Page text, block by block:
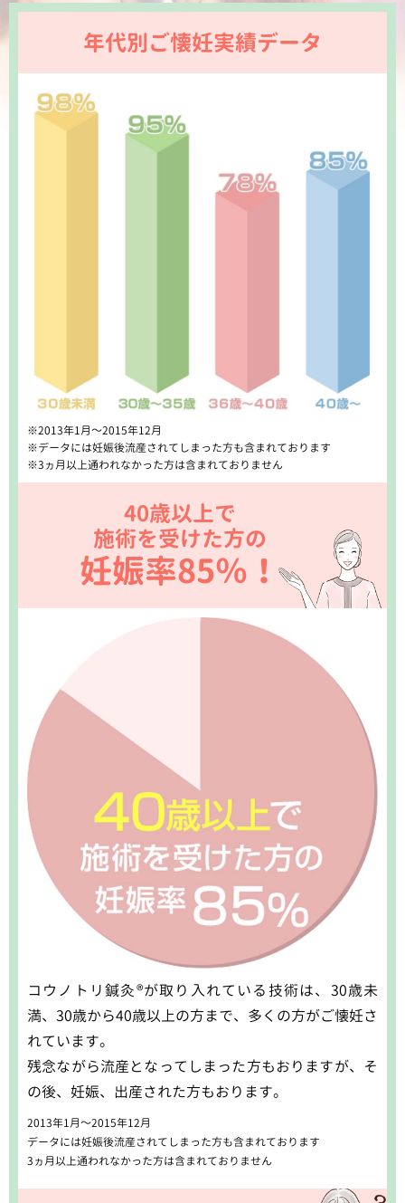
年代別ご懐妊実績データ
※2013年1月～2015年12月
※データには妊娠後流産されてしまった方も含まれております
※3ヵ月以上通われなかった方は含まれておりません
40歳以上で
施術を受けた方の
妊娠率85％！
コウノトリ鍼灸®️が取り入れている技術は、 30歳未
満、30歳から40歳以上の方まで、 多くの方がご懐妊さ
れています。
残念ながら流産となってしまった方もおりますが、 そ
の後、妊娠、出産された方もおります。
2013年1月～2015年12月
データには妊娠後流産されてしまった方も含まれております
3ヵ月以上通われなかった方は含まれておりません